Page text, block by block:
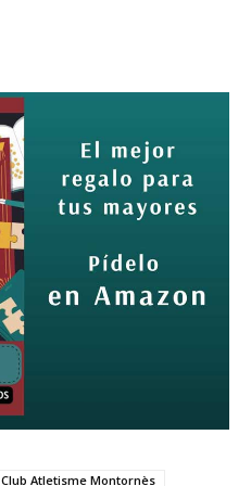
Club Atletisme Montornès